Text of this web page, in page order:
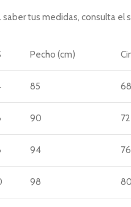
saber tus medidas, consulta el
Pecho (cm)
85 68
90 72
94 76
98 80